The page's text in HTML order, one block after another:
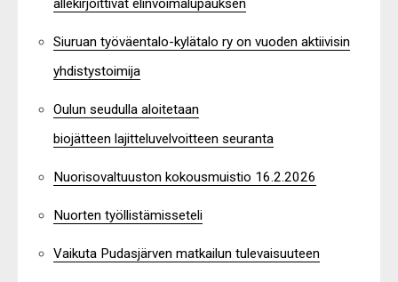
allekirjoittivat elinvoimalupauksen
Siuruan työväentalo-kylätalo ry on vuoden aktiivisin
yhdistystoimija
Oulun seudulla aloitetaan
biojätteen lajitteluvelvoitteen seuranta
Nuorisovaltuuston kokousmuistio 16.2.2026
Nuorten työllistämisseteli
Vaikuta Pudasjärven matkailun tulevaisuuteen